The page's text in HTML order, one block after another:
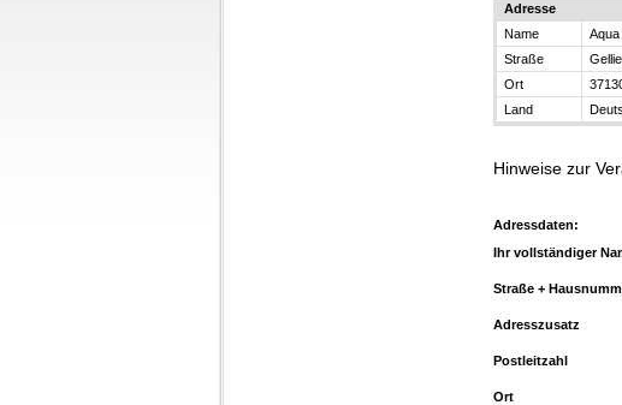
Adresse
Name
Straße
Ort
Land
Hinweise zur
Adressdaten:
Ihr vollständiger
Straße +
Adresszusatz
Postleitzahl
Ort